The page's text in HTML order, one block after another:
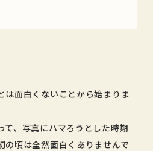
は面白くないことから始まりま
て、写真にハマろうとした時期
の頃は全然面白くありませんで